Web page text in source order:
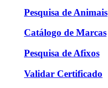
Pesquisa de Animais
Catálogo de Marcas
Pesquisa de Afixos
Validar Certificado